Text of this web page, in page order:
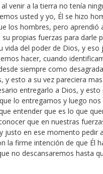
al venir a la tierra no tenía
usted y yo, Él se hizo
los hombres, pero aprendió
propias fuerzas para darle
vida del poder de Dios, y eso
hacer, cuando
siempre como
y esto a su vez pareciera
entregarlo a Dios, y esto
lo entregamos y luego
entender que es lo que
que en nuestras
justo en ese momento pedir
la firme intención de que Él
no descansaremos hasta